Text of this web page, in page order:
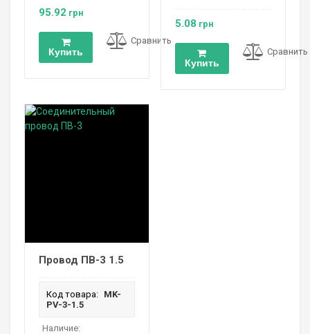
95.92 грн
Купить
Сравнить
5.08 грн
Купить
Сравнить
Провод ПВ-3 1.5
Код товара: MK-
PV-3-1.5
Наличие: